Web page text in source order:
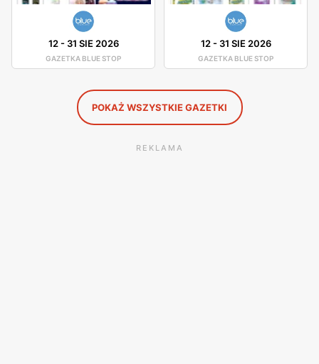
zawierają różnorodne okazje cenowe. W sklepie często
można trafić na przeceny i zniżki. W drogeriach Blue Stop
można dostać różnorodne produkty, na przykład proszek
do prania w promocji, tanie kosmetyki oraz produkty do
higieny w okazyjnych cenach. Gazetki promocyjne
zawierają całą gamę produktów.
12- 31 SIE 2026
GAZETKA BLUE STOP
12- 31 SIE 2026
GAZETKA BLUE STOP
POKAŻ WSZYSTKIE GAZETKI
REKLAMA